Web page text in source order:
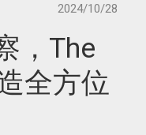
2024/10/28
，The
全方位